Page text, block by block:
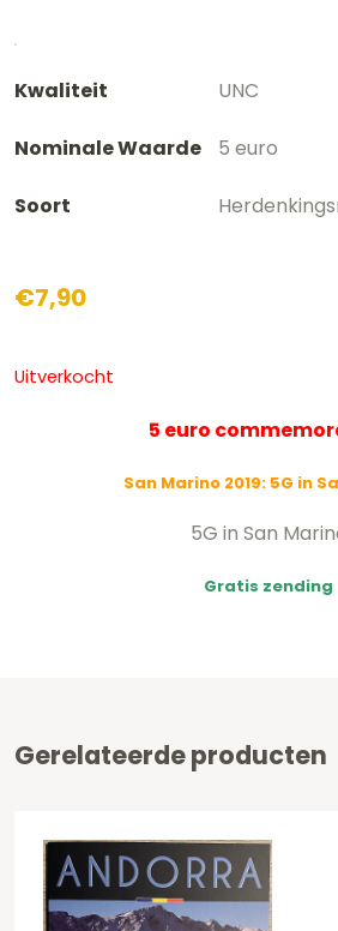
Kwaliteit UNC
Nominale Waarde 5 euro
Soort
€7,90
Uitverkocht
5 euro
San Marino 2019: 5G in
5G in San
Gratis zending
Gerelateerde producten